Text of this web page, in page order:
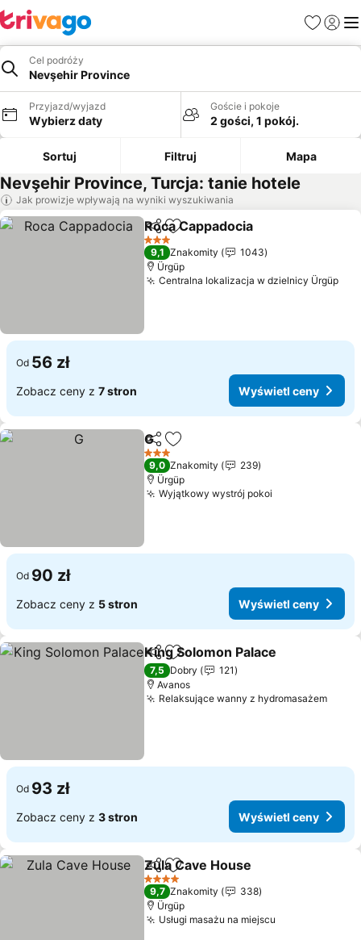
Ulubione
Cel podróży
Nevşehir Province
Przyjazd/wyjazd
Wybierz daty
Goście i pokoje
2 gości, 1 pokój.
Sortuj Filtruj Mapa
Nevşehir Province, Turcja: tanie hotele
Jak prowizje wpływają na wyniki wyszukiwania
Udostępnij
Dodaj do ulubionych
Roca Cappadocia
3 Kategoria
9,1 Znakomity
1043
Ürgüp
Centralna lokalizacja w dzielnicy Ürgüp
Od 56 zł
Zobacz ceny z 7 stron Wyświetl ceny
UdostępnijDodaj do ulubionych
G
3 Kategoria
9,0 Znakomity
239
Ürgüp
Wyjątkowy wystrój pokoi
Od 90 zł
Zobacz ceny z 5 stron Wyświetl ceny
Udostępnij
Dodaj do ulubionych
King Solomon Palace
7,5 Dobry
121
Avanos
Relaksujące wanny z hydromasażem
Od 93 zł
Zobacz ceny z 3 stron Wyświetl ceny
Udostępnij
Dodaj do ulubionych
Zula Cave House
4 Kategoria
9,7 Znakomity
338
Ürgüp
Usługi masażu na miejscu